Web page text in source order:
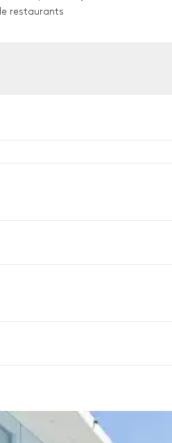
restaurants
varier selon la saison, la